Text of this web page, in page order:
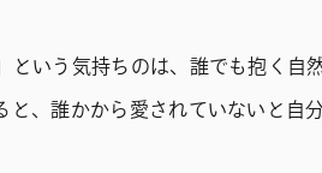
という気持ちのは、誰でも抱く自
と、誰かから愛されていないと自